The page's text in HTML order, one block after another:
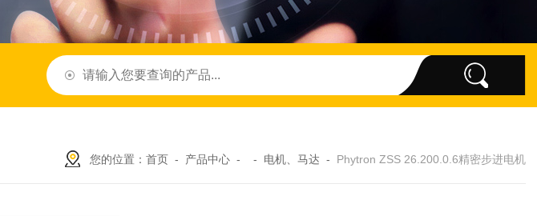
您的位置： 首页 - 产品中心 - - 电机、马达 - Phytron ZSS 26.200.0.6精密步进电机